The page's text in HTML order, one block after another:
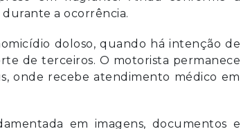
a ocorrência.
doloso, quando há intenção de
de terceiros. O motorista permanece
onde recebe atendimento médico em
em imagens, documentos e